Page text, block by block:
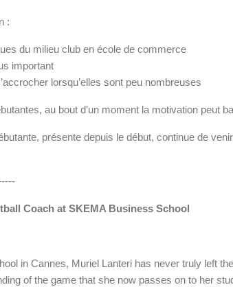
:
du milieu club en école de commerce
important
lorsqu’elles sont peu nombreuses
au bout d’un moment la motivation peut
présente depuis le début, continue de
Coach at SKEMA Business School
in Cannes, Muriel Lanteri has never truly left
of the game that she now passes on to her